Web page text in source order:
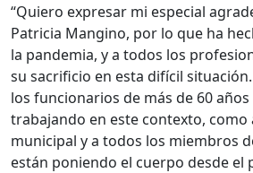
“Quiero expresar mi especial
Patricia Mangino, por lo que ha
la pandemia, y a todos los
su sacrificio en esta difícil
los funcionarios de más de 60
trabajando en este contexto, como
municipal y a todos los miembros
están poniendo el cuerpo desde el